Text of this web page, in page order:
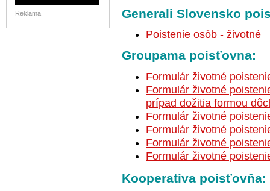
Reklama Generali Slovensko
Poistenie osôb - životné
Groupama poisťovna:
Formulár životné
Formulár životné
prípad dožitia formou
Formulár životné
Formulár životné
Formulár životné
Formulár životné
Kooperativa poisťovňa: